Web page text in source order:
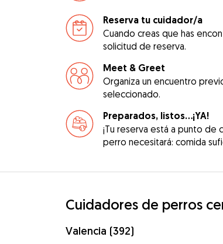
Reserva tu cuidador/a
Cuando creas que has
solicitud de reserva.
Meet & Greet
Organiza un encuentro
seleccionado.
Preparados, listos...¡YA!
¡Tu reserva está a punto
perro necesitará: comida
Cuidadores de perros
Valencia (392)